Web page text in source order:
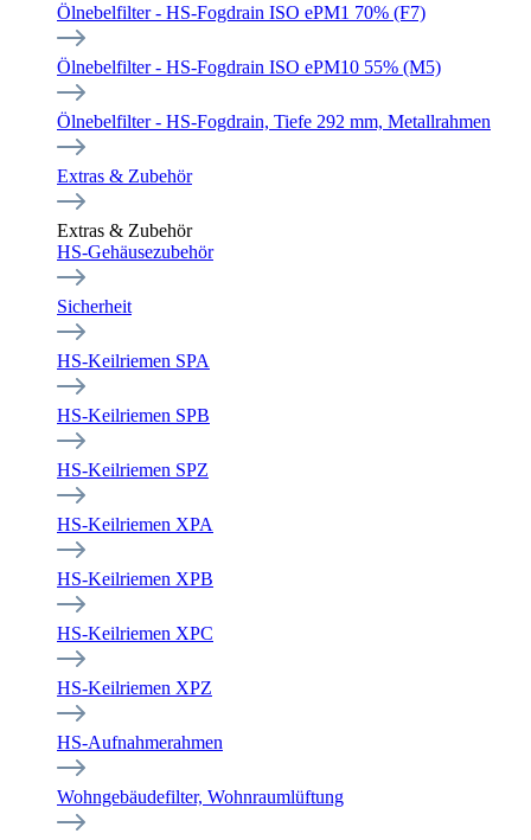
Ölnebelfilter - HS-Fogdrain ISO ePM1 70% (F7)
Ölnebelfilter - HS-Fogdrain ISO ePM10 55% (M5)
Ölnebelfilter - HS-Fogdrain, Tiefe 292 mm, Metallrahmen
Extras & Zubehör
Extras & Zubehör
HS-Gehäusezubehör
Sicherheit
HS-Keilriemen SPA
HS-Keilriemen SPB
HS-Keilriemen SPZ
HS-Keilriemen XPA
HS-Keilriemen XPB
HS-Keilriemen XPC
HS-Keilriemen XPZ
HS-Aufnahmerahmen
Wohngebäudefilter, Wohnraumlüftung